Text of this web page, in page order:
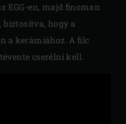
EGG-en, majd finoman
biztosítva, hogy a
a kerámiához. A filc
cserélni kell.